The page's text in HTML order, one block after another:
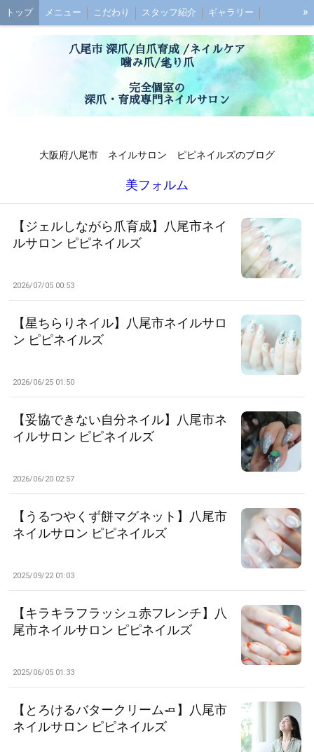
トップ メニュー こだわり スタッフ紹介 ギャラリー
初めての方へ お子様連れの方へ ご予約 最強のネイルケアとは？
アクセス お問い合わせ お客様の声
»
八尾市 深爪/自爪育成 /ネイルケア
噛み爪/毟り爪
完全個室の
深爪・育成専門ネイルサロン
大阪府八尾市 ネイルサロン ピピネイルズのブログ
美フォルム
【ジェルしながら爪育成】八尾市ネイ
ルサロン ピピネイルズ
2026/07/05 00:53
【星ちらりネイル】八尾市ネイルサロ
ン ピピネイルズ
2026/06/25 01:50
【妥協できない自分ネイル】八尾市ネ
イルサロン ピピネイルズ
2026/06/20 02:57
【うるつやくず餅マグネット】八尾市
ネイルサロン ピピネイルズ
2025/09/22 01:03
【キラキラフラッシュ赤フレンチ】八
尾市ネイルサロン ピピネイルズ
2025/06/05 01:33
【とろけるバタークリーム🧈】八尾市
ネイルサロン ピピネイルズ